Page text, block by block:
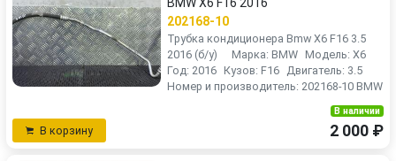
202168-10
Трубка кондиционера Bmw X6 F16 3.5
2016 (б/у) Марка: BMW Модель: X6
Год: 2016 Кузов: F16 Двигатель: 3.5
Номер и производитель: 202168-10 BMW
В корзину
В наличии
2 000 ₽